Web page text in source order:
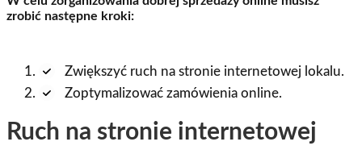
zrobić następne kroki:
Zwiększyć ruch na stronie internetowej lokalu.
Zoptymalizować zamówienia online.
Ruch na stronie internetowej